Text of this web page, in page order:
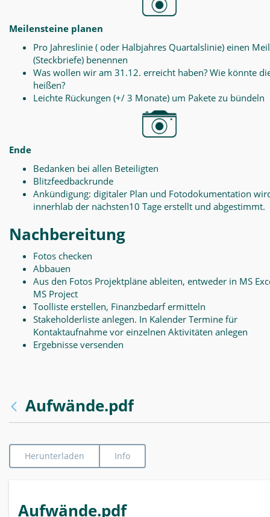
Meilensteine planen
Pro Jahreslinie ( oder Halbjahres Quartalslinie) einen
(Steckbriefe) benennen
Was wollen wir am 31.12. erreicht haben? Wie könnte
heißen?
Leichte Rückungen (+/ 3 Monate) um Pakete zu bündeln
Ende
Bedanken bei allen Beteiligten
Blitzfeedbackrunde
Ankündigung: digitaler Plan und Fotodokumentation
innerhlab der nächsten10 Tage erstellt und abgestimmt.
Nachbereitung
Fotos checken
Abbauen
Aus den Fotos Projektpläne ableiten, entweder in MS
MS Project
Toolliste erstellen, Finanzbedarf ermitteln
Stakeholderliste anlegen. In Kalender Termine für
Kontaktaufnahme vor einzelnen Aktivitäten anlegen
Ergebnisse versenden
Aufwände.pdf
Herunterladen Info
Aufwände.pdf